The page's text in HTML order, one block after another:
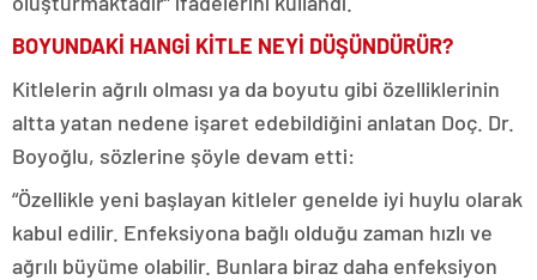
BOYUNDAKİ HANGİ KİTLE NEYİ DÜŞÜNDÜRÜR?
Kitlelerin ağrılı olması ya da boyutu gibi özelliklerinin
altta yatan nedene işaret edebildiğini anlatan Doç. Dr.
Boyoğlu, sözlerine şöyle devam etti:
“Özellikle yeni başlayan kitleler genelde iyi huylu olarak
kabul edilir. Enfeksiyona bağlı olduğu zaman hızlı ve
ağrılı büyüme olabilir. Bunlara biraz daha enfeksiyon